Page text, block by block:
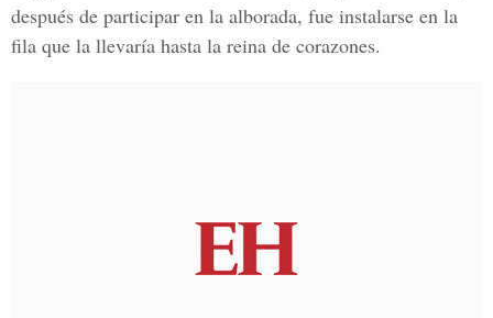
después de participar en la alborada, fue instalarse en la
fila que la llevaría hasta la reina de corazones.